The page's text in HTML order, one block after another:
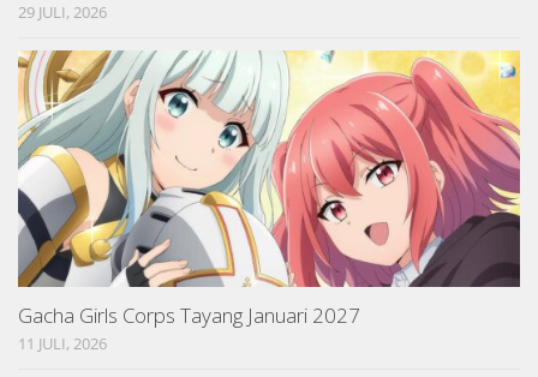
29 JULI, 2026
Gacha Girls Corps Tayang Januari 2027
11 JULI, 2026